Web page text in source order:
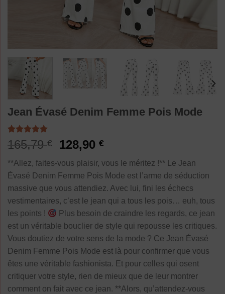
Jean Évasé Denim Femme Pois Mode
Noté
5.00
sur 5 basé
2
notations
client
165,79€
Le
initial
était :
165,79 €.
128,90€Le
actuel
est :
128,90 €.
**Allez, faites-vous plaisir, vous le méritez !** Le Jean
Évasé Denim Femme Pois Mode est l’arme de séduction
massive que vous attendiez. Avec lui, fini les échecs
vestimentaires, c’est le jean qui a tous les pois… euh, tous
les points !
Plus besoin de craindre les regards, ce jean
est un véritable bouclier de style qui repousse les critiques.
Vous doutiez de votre sens de la mode ? Ce Jean Évasé
Denim Femme Pois Mode est là pour confirmer que vous
êtes une véritable fashionista. Et pour celles qui osent
critiquer votre style, rien de mieux que de leur montrer
comment on fait avec ce jean. **Alors, qu’attendez-vous